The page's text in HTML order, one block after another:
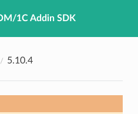
1C Addin SDK
5.10.4